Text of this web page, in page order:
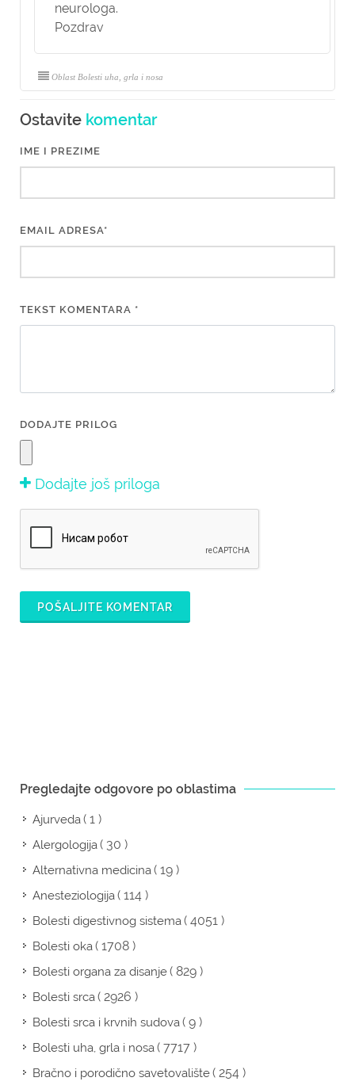
neurologa.
Pozdrav
Oblast Bolesti uha, grla i nosa
Ostavite komentar
IME I PREZIME
EMAIL ADRESA*
TEKST KOMENTARA *
DODAJTE PRILOG
Dodajte još priloga
POŠALJITE KOMENTAR
Pregledajte odgovore po oblastima
Ajurveda( 1 )
Alergologija( 30 )
Alternativna medicina( 19 )
Anesteziologija( 114 )
Bolesti digestivnog sistema( 4051 )
Bolesti oka( 1708 )
Bolesti organa za disanje( 829 )
Bolesti srca( 2926 )
Bolesti srca i krvnih sudova( 9 )
Bolesti uha, grla i nosa( 7717 )
Bračno i porodično savetovalište( 254 )